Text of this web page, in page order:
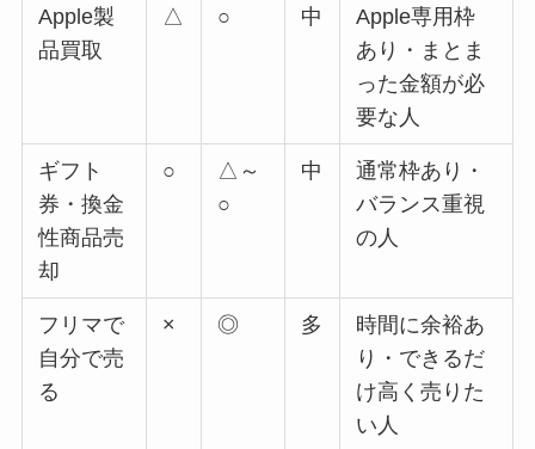
Apple製
品買取
△ ○ 中
Apple専用枠
あり・まとま
った金額が必
要な人
ギフト
券・換金
性商品売
却
○
△～
○
中
通常枠あり・
バランス重視
の人
フリマで
自分で売
る
× ◎ 多
時間に余裕あ
り・できるだ
け高く売りた
い人